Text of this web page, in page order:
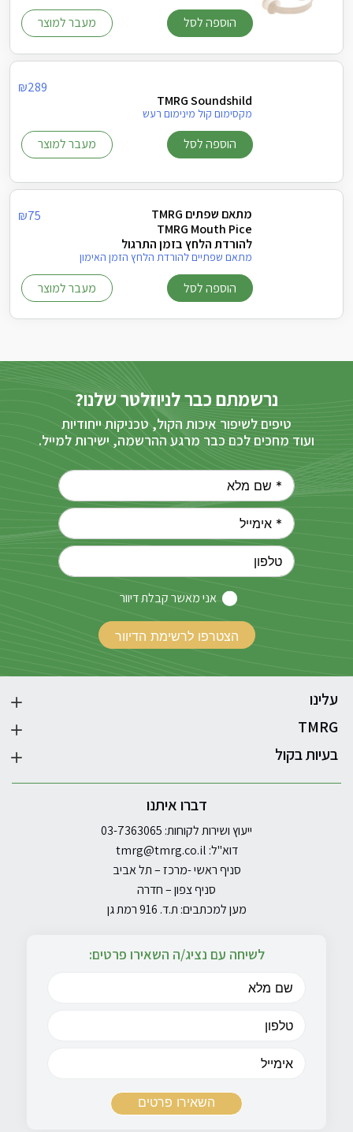
מעבר למוצר הוספה לסל
TMRG Soundshild
₪289
מקסימום קול מינימום רעש
מעבר למוצר הוספה לסל
מתאם שפתים TMRG
TMRG Mouth Pice
להורדת הלחץ בזמן התרגול
₪75
מתאם שפתיים להורדת הלחץ הזמן האימון
מעבר למוצר הוספה לסל
נרשמתם כבר לניוזלטר שלנו?
טיפים לשיפור איכות הקול, טכניקות ייחודיות
ועוד מחכים לכם כבר מרגע ההרשמה, ישירות למייל.
אני מאשר קבלת דיוור
עלינו
TMRG
בעיות בקול
דברו איתנו
ייעוץ ושירות לקוחות: 03-7363065
דוא"ל: tmrg@tmrg.co.il
סניף ראשי -מרכז – תל אביב
סניף צפון – חדרה
מען למכתבים: ת.ד. 916 רמת גן
לשיחה עם נציג/ה השאירו פרטים: